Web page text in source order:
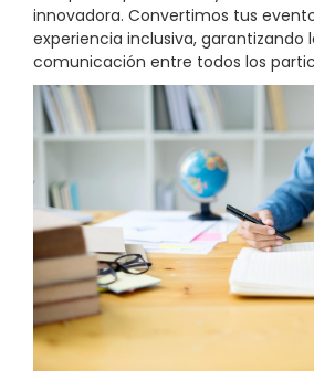
innovadora. Convertimos tus
experiencia inclusiva, garantizando
comunicación entre todos los